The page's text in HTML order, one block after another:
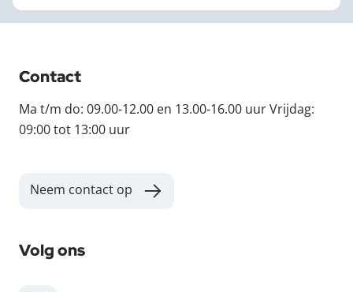
Contact
Ma t/m do: 09.00-12.00 en 13.00-16.00 uur Vrijdag:
09:00 tot 13:00 uur
Neem contact op
Volg ons